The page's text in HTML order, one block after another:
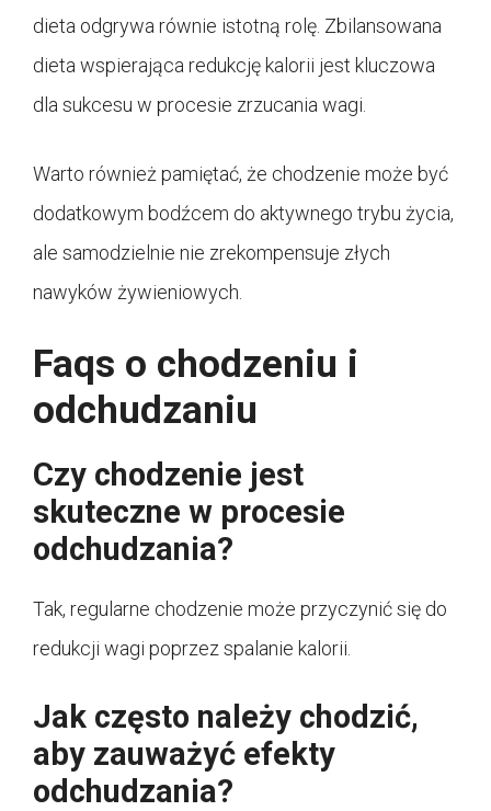
dieta odgrywa równie istotną rolę. Zbilansowana
dieta wspierająca redukcję kalorii jest kluczowa
dla sukcesu w procesie zrzucania wagi.
Warto również pamiętać, że chodzenie może być
dodatkowym bodźcem do aktywnego trybu życia,
ale samodzielnie nie zrekompensuje złych
nawyków żywieniowych.
Faqs o chodzeniu i
odchudzaniu
Czy chodzenie jest
skuteczne w procesie
odchudzania?
Tak, regularne chodzenie może przyczynić się do
redukcji wagi poprzez spalanie kalorii.
Jak często należy chodzić,
aby zauważyć efekty
odchudzania?